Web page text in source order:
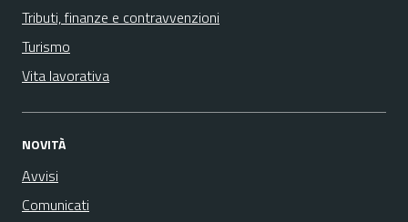
Tributi, finanze e contravvenzioni
Turismo
Vita lavorativa
NOVITÀ
Avvisi
Comunicati